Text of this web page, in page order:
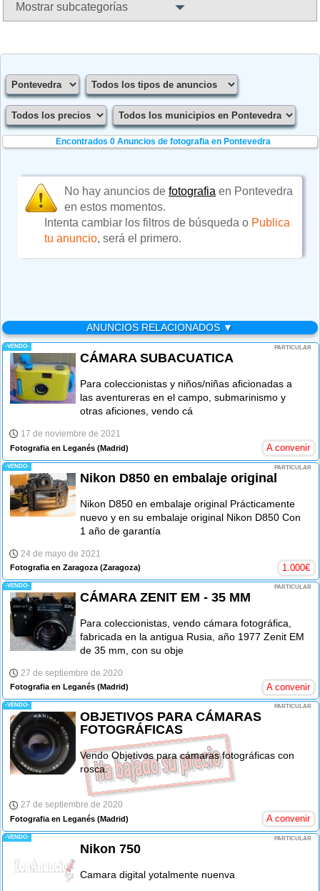
Mostrar subcategorías
Encontrados 0 Anuncios de fotografia en Pontevedra
No hay anuncios defotografia en Pontevedra
en estos momentos.
Intenta cambiar los filtros de búsqueda o Publica
tu anuncio, será el primero.
ANUNCIOS RELACIONADOS ▼
-VENDO- PARTICULAR
CÁMARA SUBACUATICA
Para coleccionistas y niños/niñas aficionadas a
las aventureras en el campo, submarinismo y
otras aficiones, vendo cá
17 de noviembre de 2021
Fotografia en Leganés (Madrid) A convenir
-VENDO- PARTICULAR
Nikon D850 en embalaje original
Nikon D850 en embalaje original Prácticamente
nuevo y en su embalaje original Nikon D850 Con
1 año de garantía
24 de mayo de 2021
Fotografia en Zaragoza (Zaragoza) 1.000€
-VENDO- PARTICULAR
CÁMARA ZENIT EM - 35 MM
Para coleccionistas, vendo cámara fotográfica,
fabricada en la antigua Rusia, año 1977 Zenit EM
de 35 mm, con su obje
27 de septiembre de 2020
Fotografia en Leganés (Madrid) A convenir
-VENDO- PARTICULAR
OBJETIVOS PARA CÁMARAS
FOTOGRÁFICAS
Vendo Objetivos para cámaras fotográficas con
rosca.
27 de septiembre de 2020
Fotografia en Leganés (Madrid) A convenir
-VENDO- PARTICULAR
Nikon 750
Camara digital yotalmente nuenva